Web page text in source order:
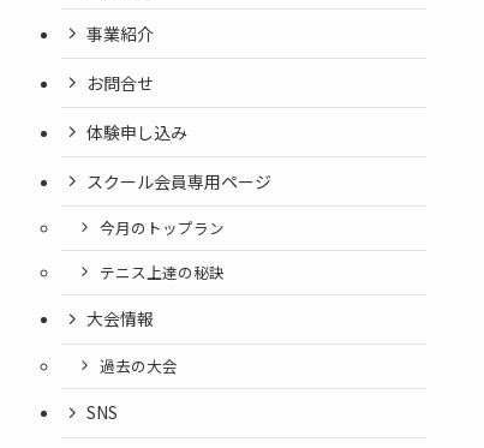
事業紹介
お問合せ
体験申し込み
スクール会員専用ページ
今月のトップラン
テニス上達の秘訣
大会情報
過去の大会
SNS